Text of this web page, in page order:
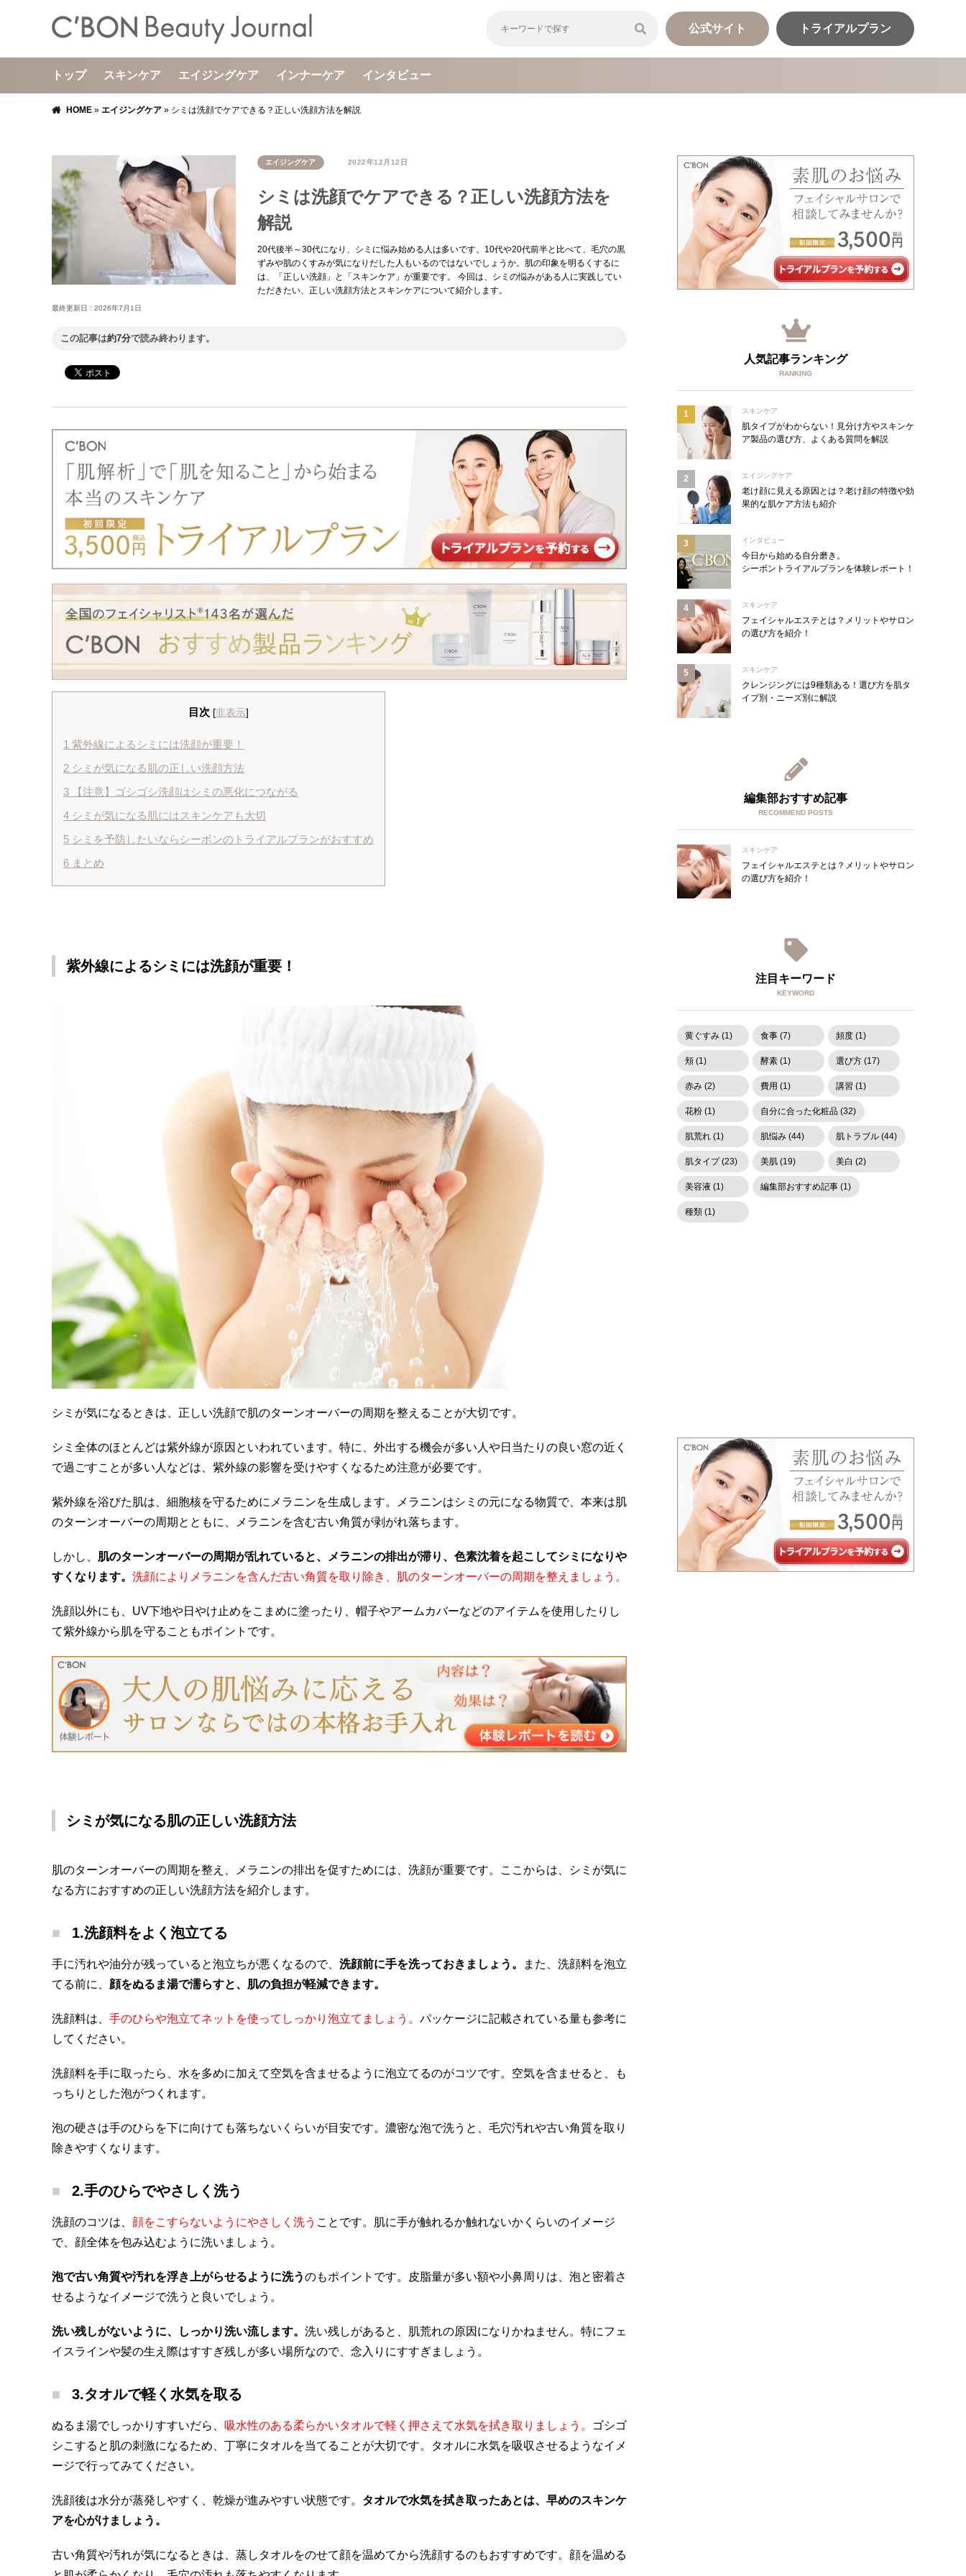
公式サイト トライアルプラン
トップ スキンケア エイジングケア インナーケア インタビュー
HOME » エイジングケア » シミは洗顔でケアできる？正しい洗顔方法を解説
エイジングケア 2022年12月12日
シミは洗顔でケアできる？正しい洗顔方法を
解説
20代後半～30代になり、シミに悩み始める人は多いです。10代や20代前半と比べて、毛穴の黒
ずみや肌のくすみが気になりだした人もいるのではないでしょうか。肌の印象を明るくするに
は、「正しい洗顔」と「スキンケア」が重要です。 今回は、シミの悩みがある人に実践してい
ただきたい、正しい洗顔方法とスキンケアについて紹介します。
最終更新日 : 2026年7月1日
この記事は約7分で読み終わります。
目次 [非表示]
1 紫外線によるシミには洗顔が重要！
2 シミが気になる肌の正しい洗顔方法
3 【注意】ゴシゴシ洗顔はシミの悪化につながる
4 シミが気になる肌にはスキンケアも大切
5 シミを予防したいならシーボンのトライアルプランがおすすめ
6 まとめ
紫外線によるシミには洗顔が重要！
シミが気になるときは、正しい洗顔で肌のターンオーバーの周期を整えることが大切です。
シミ全体のほとんどは紫外線が原因といわれています。特に、外出する機会が多い人や日当たりの良い窓の近く
で過ごすことが多い人などは、紫外線の影響を受けやすくなるため注意が必要です。
紫外線を浴びた肌は、細胞核を守るためにメラニンを生成します。メラニンはシミの元になる物質で、本来は肌
のターンオーバーの周期とともに、メラニンを含む古い角質が剥がれ落ちます。
しかし、 肌のターンオーバーの周期が乱れていると、メラニンの排出が滞り、色素沈着を起こしてシミになりや
すくなります。 洗顔によりメラニンを含んだ古い角質を取り除き、肌のターンオーバーの周期を整えましょう。
洗顔以外にも、UV下地や日やけ止めをこまめに塗ったり、帽子やアームカバーなどのアイテムを使用したりし
て紫外線から肌を守ることもポイントです。
シミが気になる肌の正しい洗顔方法
肌のターンオーバーの周期を整え、メラニンの排出を促すためには、洗顔が重要です。ここからは、シミが気に
なる方におすすめの正しい洗顔方法を紹介します。
1.洗顔料をよく泡立てる
手に汚れや油分が残っていると泡立ちが悪くなるので、 洗顔前に手を洗っておきましょう。
また、洗顔料を泡立
てる前に、 顔をぬるま湯で濡らすと、肌の負担が軽減できます。
洗顔料は、 手のひらや泡立てネットを使ってしっかり泡立てましょう。 パッケージに記載されている量も参考に
してください。
洗顔料を手に取ったら、水を多めに加えて空気を含ませるように泡立てるのがコツです。空気を含ませると、も
っちりとした泡がつくれます。
泡の硬さは手のひらを下に向けても落ちないくらいが目安です。濃密な泡で洗うと、毛穴汚れや古い角質を取り
除きやすくなります。
2.手のひらでやさしく洗う
洗顔のコツは、 顔をこすらないようにやさしく洗う ことです。肌に手が触れるか触れないかくらいのイメージ
で、顔全体を包み込むように洗いましょう。
泡で古い角質や汚れを浮き上がらせるように洗うのもポイントです。皮脂量が多い額や小鼻周りは、泡と密着さ
せるようなイメージで洗うと良いでしょう。
洗い残しがないように、しっかり洗い流します。 洗い残しがあると、肌荒れの原因になりかねません。特にフェ
イスラインや髪の生え際はすすぎ残しが多い場所なので、念入りにすすぎましょう。
3.タオルで軽く水気を取る
ぬるま湯でしっかりすすいだら、 吸水性のある柔らかいタオルで軽く押さえて水気を拭き取りましょう。
ゴシゴ
シこすると肌の刺激になるため、丁寧にタオルを当てることが大切です。タオルに水気を吸収させるようなイメ
ージで行ってみてください。
洗顔後は水分が蒸発しやすく、乾燥が進みやすい状態です。 タオルで水気を拭き取ったあとは、早めのスキンケ
アを心がけましょう。
古い角質や汚れが気になるときは、蒸しタオルをのせて顔を温めてから洗顔するのもおすすめです。顔を温める
人気記事ランキング
RANKING
スキンケア
肌タイプがわからない！見分け方やスキンケ
ア製品の選び方、よくある質問を解説
エイジングケア
老け顔に見える原因とは？老け顔の特徴や効
果的な肌ケア方法も紹介
インタビュー
今日から始める自分磨き。
シーボントライアルプランを体験レポート！
スキンケア
フェイシャルエステとは？メリットやサロン
の選び方を紹介！
スキンケア
クレンジングには9種類ある！選び方を肌タ
イプ別・ニーズ別に解説
編集部おすすめ記事
RECOMMEND POSTS
スキンケア
フェイシャルエステとは？メリットやサロン
の選び方を紹介！
注目キーワード
KEYWORD
黄ぐすみ (1) 食事 (7) 頻度 (1)
頬 (1) 酵素 (1) 選び方 (17)
赤み (2) 費用 (1) 講習 (1)
花粉 (1) 自分に合った化粧品 (32)
肌荒れ (1) 肌悩み (44) 肌トラブル (44)
肌タイプ (23) 美肌 (19) 美白 (2)
美容液 (1) 編集部おすすめ記事 (1)
種類 (1)